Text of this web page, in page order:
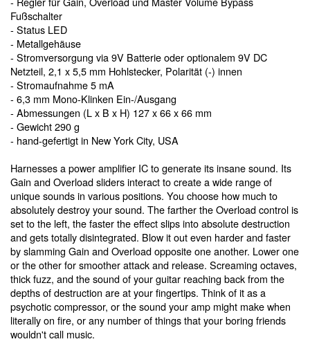
Fußschalter
- Status LED
- Metallgehäuse
- Stromversorgung via 9V Batterie oder optionalem 9V DC
Netzteil, 2,1 x 5,5 mm Hohlstecker, Polarität (-) innen
- Stromaufnahme 5 mA
- 6,3 mm Mono-Klinken Ein-/Ausgang
- Abmessungen (L x B x H) 127 x 66 x 66 mm
- Gewicht 290 g
- hand-gefertigt in New York City, USA
Harnesses a power amplifier IC to generate its insane sound. Its
Gain and Overload sliders interact to create a wide range of
unique sounds in various positions. You choose how much to
absolutely destroy your sound. The farther the Overload control is
set to the left, the faster the effect slips into absolute destruction
and gets totally disintegrated. Blow it out even harder and faster
by slamming Gain and Overload opposite one another. Lower one
or the other for smoother attack and release. Screaming octaves,
thick fuzz, and the sound of your guitar reaching back from the
depths of destruction are at your fingertips. Think of it as a
psychotic compressor, or the sound your amp might make when
literally on fire, or any number of things that your boring friends
wouldn't call music.